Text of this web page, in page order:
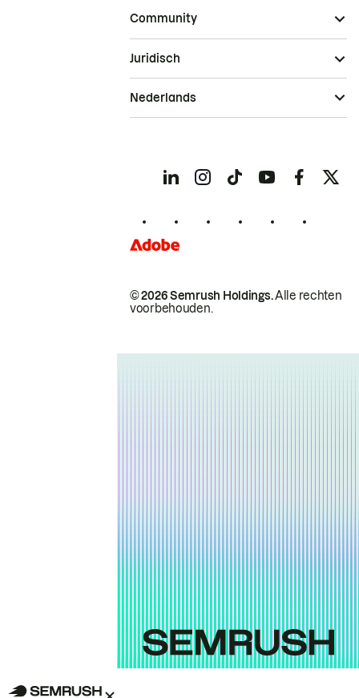
Community
© 2026 Semrush Holdings.Alle rechten
voorbehouden.
Juridisch
Nederlands